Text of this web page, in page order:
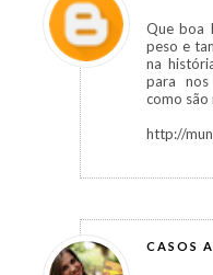
Que boa
peso e
na
para
como são
http://
CASOS